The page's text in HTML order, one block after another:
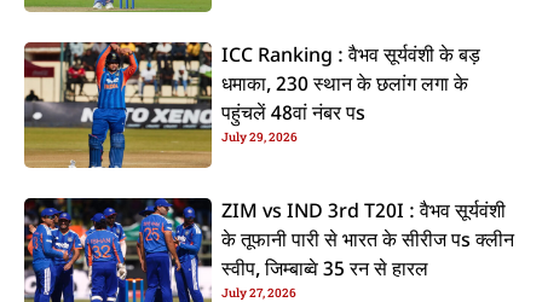
ICC Ranking : वैभव सूर्यवंशी के बड़
धमाका, 230 स्थान के छलांग लगा के
पहुंचलें 48वां नंबर पs
July 29, 2026
ZIM vs IND 3rd T20I : वैभव सूर्यवंशी
के तूफानी पारी से भारत के सीरीज पs क्लीन
स्वीप, जिम्बाब्वे 35 रन से हारल
July 27, 2026